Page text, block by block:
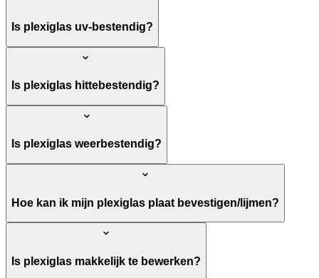
Is plexiglas uv-bestendig?
Is plexiglas hittebestendig?
Is plexiglas weerbestendig?
Hoe kan ik mijn plexiglas plaat bevestigen/lijmen?
Is plexiglas makkelijk te bewerken?